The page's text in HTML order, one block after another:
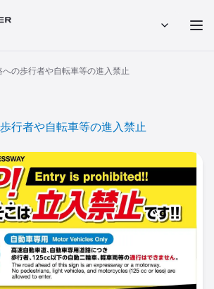
の歩行者や自転車等の進入禁止
行者や自転車等の進入禁止